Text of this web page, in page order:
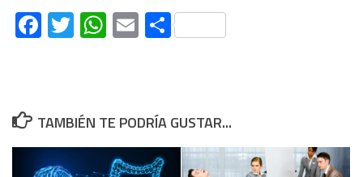
Facebook
Twitter
WhatsApp
EmailCompartir
TAMBIÉN TE PODRÍA GUSTAR...